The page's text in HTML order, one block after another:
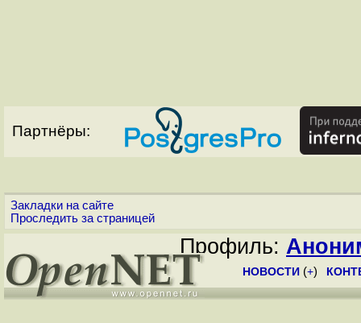
Партнёры:
Закладки на сайте
Проследить за страницей
Профиль:
НОВОСТИ (+)